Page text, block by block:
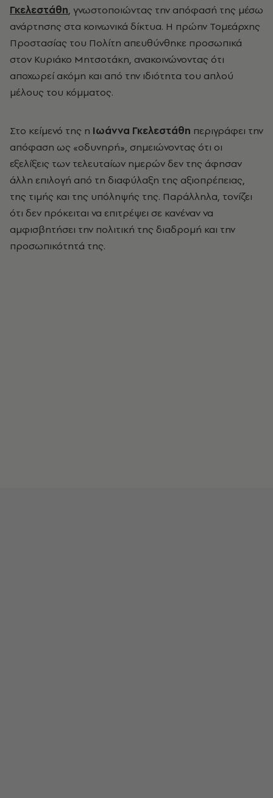
Γκελεστάθη, γνωστοποιώντας την απόφασή της μέσω
ανάρτησης στα κοινωνικά δίκτυα. Η πρώην Τομεάρχης
Προστασίας του Πολίτη απευθύνθηκε προσωπικά
στον Κυριάκο Μητσοτάκη, ανακοινώνοντας ότι
αποχωρεί ακόμη και από την ιδιότητα του απλού
μέλους του κόμματος.
Στο κείμενό της η Ιωάννα Γκελεστάθη περιγράφει την
απόφαση ως «οδυνηρή», σημειώνοντας ότι οι
εξελίξεις των τελευταίων ημερών δεν της άφησαν
άλλη επιλογή από τη διαφύλαξη της αξιοπρέπειας,
της τιμής και της υπόληψής της. Παράλληλα, τονίζει
ότι δεν πρόκειται να επιτρέψει σε κανέναν να
αμφισβητήσει την πολιτική της διαδρομή και την
προσωπικότητά της.